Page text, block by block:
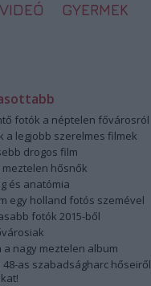
VIDEÓ GYERMEK
fotók a néptelen fővárosról
a legjobb szerelmes filmek
drogos film
meztelen hősnők
és anatómia
egy holland fotós szemével
fotók 2015-ből
a nagy meztelen album
48-as szabadságharc hőseiről